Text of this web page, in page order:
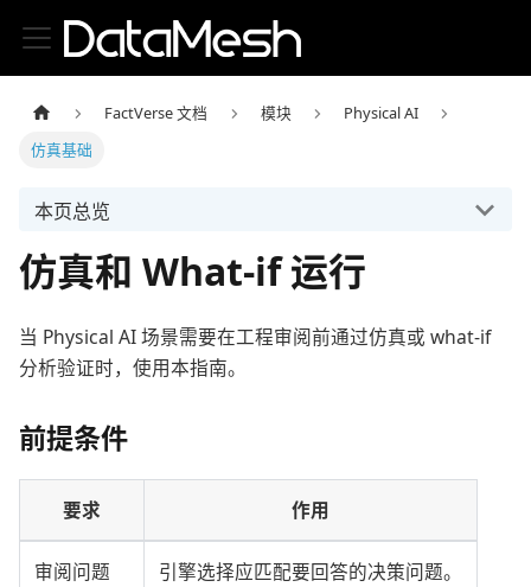
FactVerse 文档 模块
Physical AI
仿真基础
本页总览
仿真和 What-if 运行
当 Physical AI 场景需要在工程审阅前通过仿真或 what-if
分析验证时，使用本指南。
前提条件
要求 作用
审阅问题 引擎选择应匹配要回答的决策问题。